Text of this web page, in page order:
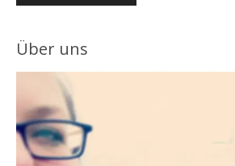
Über uns